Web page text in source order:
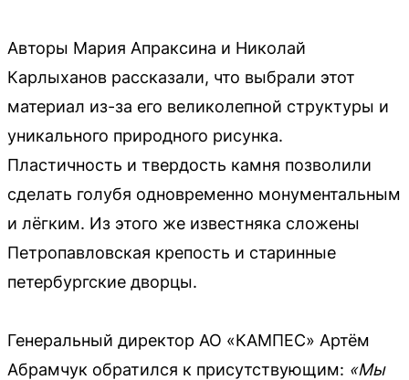
Авторы Мария Апраксина и Николай
Карлыханов рассказали, что выбрали этот
материал из-за его великолепной структуры и
уникального природного рисунка.
Пластичность и твердость камня позволили
сделать голубя одновременно монументальным
и лёгким. Из этого же известняка сложены
Петропавловская крепость и старинные
петербургские дворцы.
Генеральный директор АО «КАМПЕС» Артём
Абрамчук обратился к присутствующим: «Мы